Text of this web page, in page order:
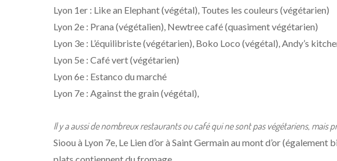
Lyon 1er : Like an Elephant (végétal), Toutes les couleurs (végétarien)
Lyon 2e : Prana (végétalien), Newtree café (quasiment végétarien)
Lyon 3e : L’équilibriste (végétarien), Boko Loco (végétal), Andy’s
Lyon 5e : Café vert (végétarien)
Lyon 6e : Estanco du marché
Lyon 7e : Against the grain (végétal),
Il y a aussi de nombreux restaurants ou café qui ne sont pas végétariens,
Sioou à Lyon 7e, Le Lien d’or à Saint Germain au mont d’or